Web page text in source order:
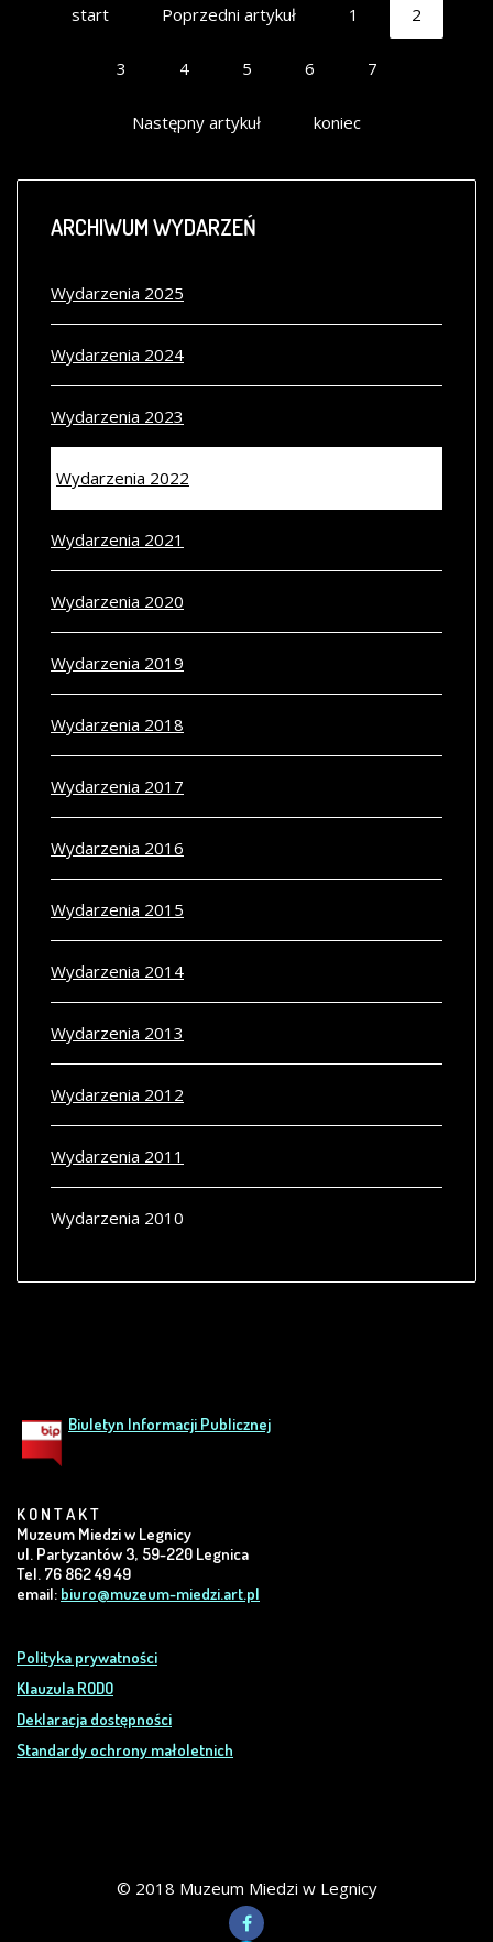
start Poprzedni artykuł 1 2
3 4 5 6 7
Następny artykuł koniec
ARCHIWUMWYDARZEŃ
Wydarzenia 2025
Wydarzenia 2024
Wydarzenia 2023
Wydarzenia 2022
Wydarzenia 2021
Wydarzenia 2020
Wydarzenia 2019
Wydarzenia 2018
Wydarzenia 2017
Wydarzenia 2016
Wydarzenia 2015
Wydarzenia 2014
Wydarzenia 2013
Wydarzenia 2012
Wydarzenia 2011
Wydarzenia 2010
Biuletyn Informacji Publicznej
K O N T A K T
Muzeum Miedzi w Legnicy
ul. Partyzantów 3, 59-220 Legnica
Tel. 76 862 49 49
email: biuro@muzeum-miedzi.art.pl
Polityka prywatności
Klauzula RODO
Deklaracja dostępności
Standardy ochrony małoletnich
© 2018 Muzeum Miedzi w Legnicy